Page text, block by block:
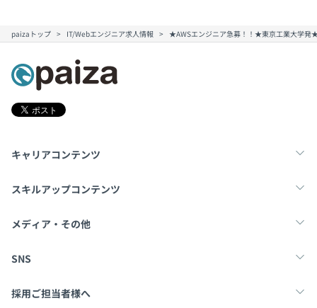
paizaトップ IT/Webエンジニア求人情報 ★AWSエンジニア急募！！★東京工業大学発
キャリアコンテンツ
転職・キャリア
スキルアップコンテンツ
学習
メディア・その他
Tech Team Journal
SNS
X
採用ご担当者様へ